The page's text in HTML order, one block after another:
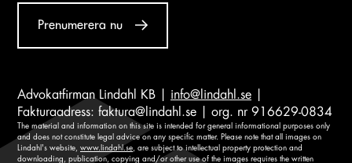
Prenumerera nu
Advokatfirman Lindahl KB | info@lindahl.se
Fakturaadress: faktura@lindahl.se | org. nr 916629-0834
The material and information on this site is intended for general informational purposes only
and does not constitute legal advice on any specific matter. Please note that all images on
Lindahl's website, www.lindahl.se , are subject to intellectual property protection and
downloading, publication, copying and/or other use of the images requires the written